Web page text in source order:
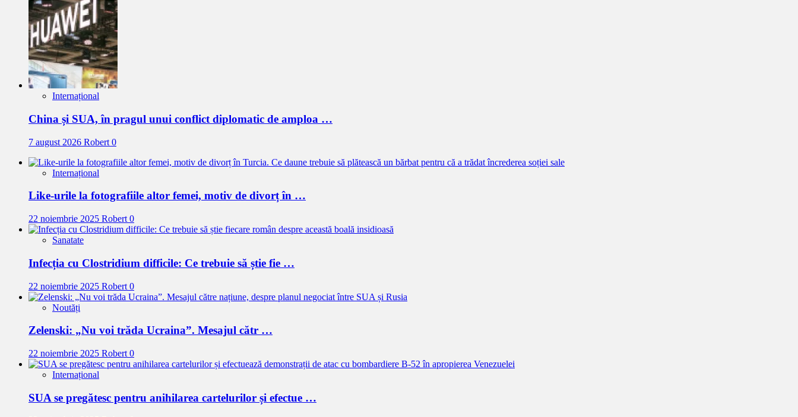
Internațional
China și SUA, în pragul unui conflict diplomatic de amploa …
7 august 2026 Robert 0
Internațional
Like-urile la fotografiile altor femei, motiv de divorț în …
22 noiembrie 2025 Robert 0
Sanatate
Infecția cu Clostridium difficile: Ce trebuie să știe fie …
22 noiembrie 2025 Robert 0
Noutăți
Zelenski: „Nu voi trăda Ucraina”. Mesajul cătr …
22 noiembrie 2025 Robert 0
Internațional
SUA se pregătesc pentru anihilarea cartelurilor și efectue …